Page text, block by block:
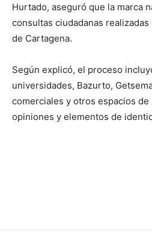
Hurtado, aseguró que la marca
consultas ciudadanas
de Cartagena.
Según explicó, el proceso
universidades, Bazurto,
comerciales y otros espacios
opiniones y elementos de